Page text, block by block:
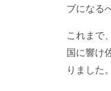
ブになる
これまで
国に響け
りました。